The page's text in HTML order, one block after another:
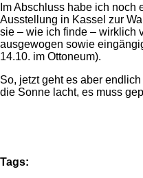
Im Abschluss habe ich noch
Ausstellung in Kassel zur
sie – wie ich finde – wirklich
ausgewogen sowie
14.10. im Ottoneum).
So, jetzt geht es aber
die Sonne lacht, es muss
Tags: